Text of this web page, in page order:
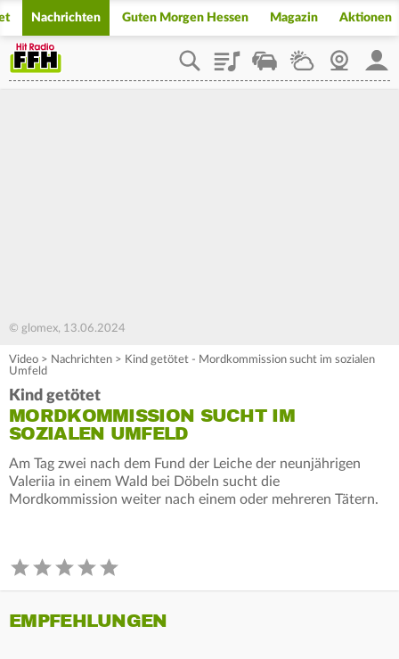
Nachrichten Guten Morgen Hessen Magazin Aktionen
PlaylistStaupilotWetterWebcam
© glomex, 13.06.2024
Video > Nachrichten > Kind getötet - Mordkommission sucht im sozialen
Umfeld
Kind getötet
MORDKOMMISSION SUCHT IM
SOZIALEN UMFELD
Am Tag zwei nach dem Fund der Leiche der neunjährigen
Valeriia in einem Wald bei Döbeln sucht die
Mordkommission weiter nach einem oder mehreren Tätern.
EMPFEHLUNGEN